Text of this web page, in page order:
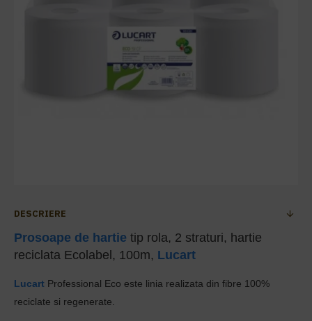
DESCRIERE
Prosoape de hartie tip rola, 2 straturi, hartie
reciclata Ecolabel, 100m, Lucart
Lucart Professional Eco este linia realizata din fibre 100%
reciclate si regenerate.